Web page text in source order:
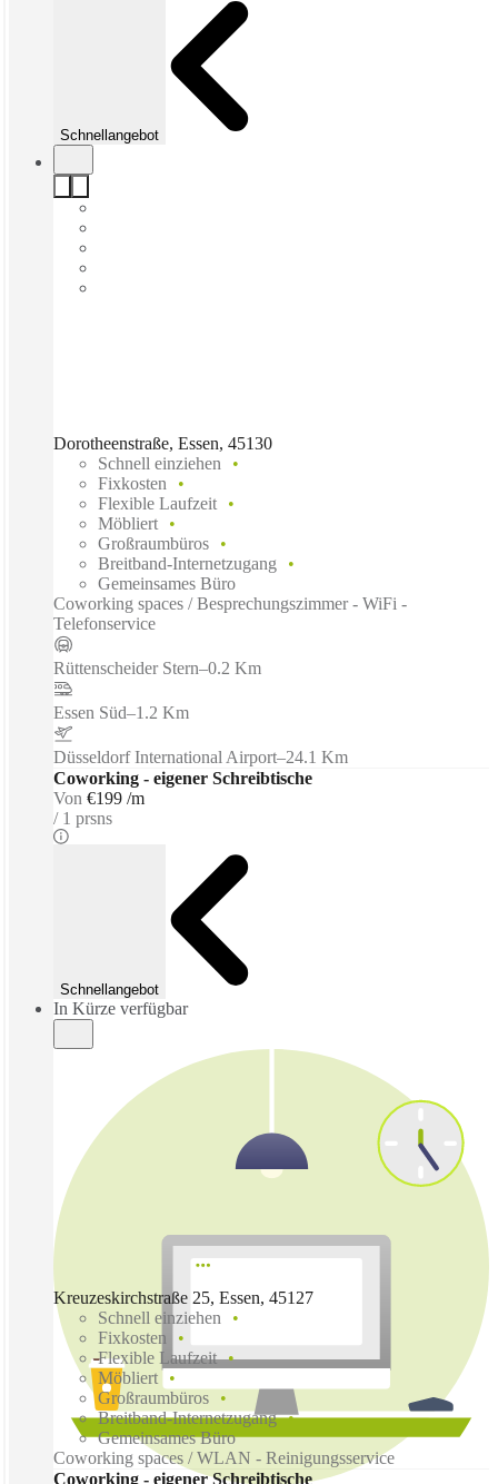
Schnellangebot
Dorotheenstraße, Essen, 45130
Schnell einziehen
Fixkosten
Flexible Laufzeit
Möbliert
Großraumbüros
Breitband-Internetzugang
Gemeinsames Büro
Coworking spaces / Besprechungszimmer - WiFi -
Telefonservice
Rüttenscheider Stern–0.2 Km
Essen Süd–1.2 Km
Düsseldorf International Airport–24.1 Km
Coworking - eigener Schreibtische
Von €199 /m
1 prsns
Schnellangebot
In Kürze verfügbar
Kreuzeskirchstraße 25, Essen, 45127
Schnell einziehen
Fixkosten
Flexible Laufzeit
Möbliert
Großraumbüros
Breitband-Internetzugang
Gemeinsames Büro
Coworking spaces / WLAN - Reinigungsservice
Coworking - eigener Schreibtische